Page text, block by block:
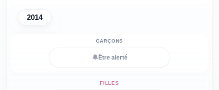
2014
🔔 Être alerté